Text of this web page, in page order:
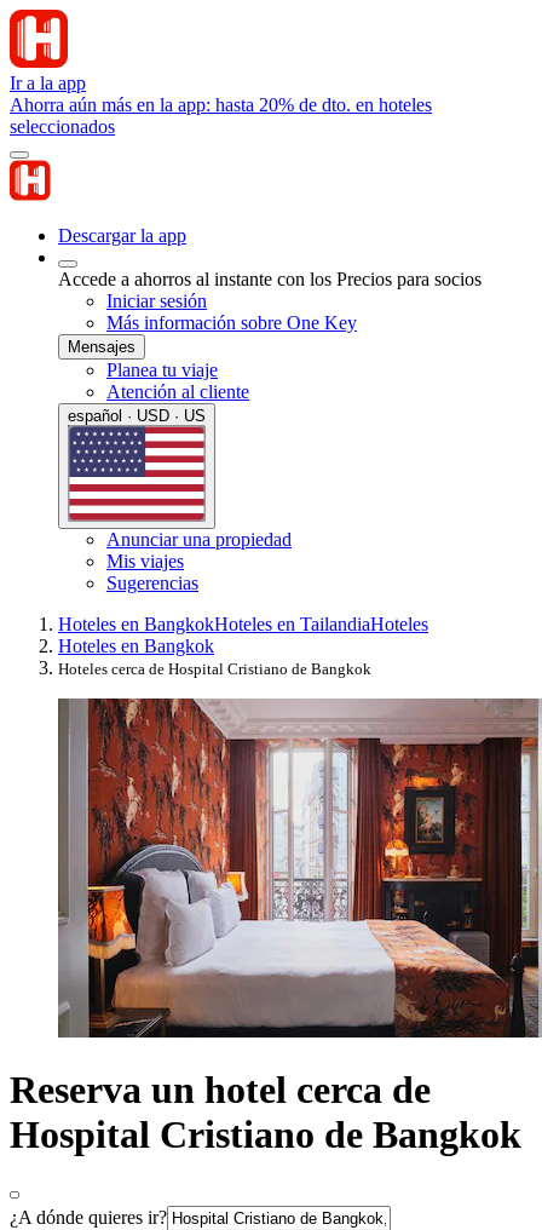
Ir a la app
Ahorra aún más en la app: hasta 20% de dto. en hoteles
seleccionados
Descargar la app
Accede a ahorros al instante con los Precios para socios
Iniciar sesión
Más información sobre One Key
Mensajes
Planea tu viaje
Atención al cliente
español · USD · US
Anunciar una propiedad
Mis viajes
Sugerencias
Hoteles en BangkokHoteles en TailandiaHoteles
Hoteles en Bangkok
Hoteles cerca de Hospital Cristiano de Bangkok
Reserva un hotel cerca de
Hospital Cristiano de Bangkok
¿A dónde quieres ir?